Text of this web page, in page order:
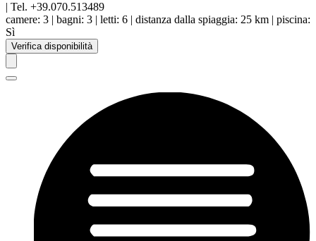
| Tel. +39.070.513489
camere: 3 | bagni: 3 | letti: 6 | distanza dalla spiaggia: 25 km | piscina:
Sì
Verifica disponibilità